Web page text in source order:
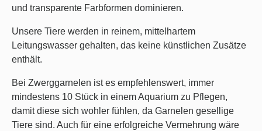
und transparente Farbformen dominieren.
Unsere Tiere werden in reinem, mittelhartem
Leitungswasser gehalten, das keine künstlichen Zusätze
enthält.
Bei Zwerggarnelen ist es empfehlenswert, immer
mindestens 10 Stück in einem Aquarium zu Pflegen,
damit diese sich wohler fühlen, da Garnelen gesellige
Tiere sind. Auch für eine erfolgreiche Vermehrung wäre